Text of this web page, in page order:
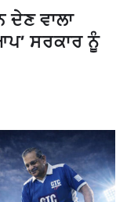
ਵਾਲਾ
ਸਰਕਾਰ ਨੂੰ